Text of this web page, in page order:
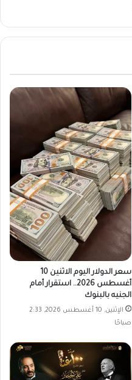
سعر الدولار اليوم الاثنين 10
أغسطس 2026.. استقرار أمام
الجنيه بالبنوك
الإثنين, 10 أغسطس 2026, 2:33
صباحًا